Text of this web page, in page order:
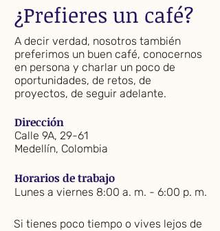
¿Prefieres un café?
A decir verdad, nosotros también
preferimos un buen café, conocernos
en persona y charlar un poco de
oportunidades, de retos, de
proyectos, de seguir adelante.
Dirección
Calle 9A, 29-61
Medellín, Colombia
Horarios de trabajo
Lunes a viernes 8:00 a. m. - 6:00 p. m.
Si tienes poco tiempo o vives lejos de